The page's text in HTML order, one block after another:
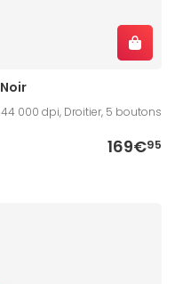
000 dpi, Droitier, 5 boutons
169€95